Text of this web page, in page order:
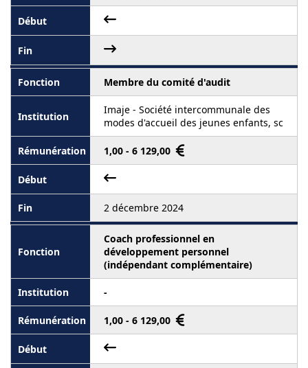
Membre du comité d'audit
Imaje - Société intercommunale des
modes d'accueil des jeunes enfants, sc
1,00 - 6 129,00
2 décembre 2024
Coach professionnel en
développement personnel
(indépendant complémentaire)
-
1,00 - 6 129,00